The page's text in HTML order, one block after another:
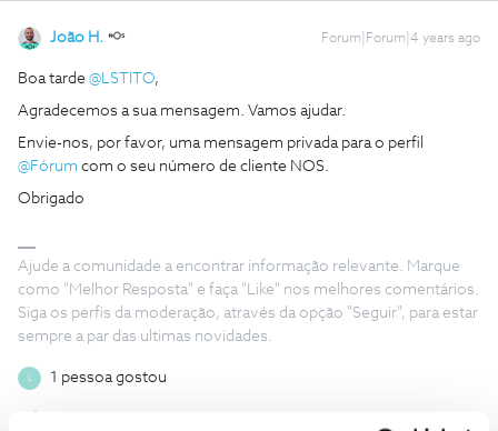
João H. Forum|Forum|4 years ago
Boa tarde @LSTITO,
Agradecemos a sua mensagem. Vamos ajudar.
Envie-nos, por favor, uma mensagem privada para o perfil
@Fórum com o seu número de cliente NOS.
Obrigado
Ajude a comunidade a encontrar informação relevante. Marque
como "Melhor Resposta" e faça "Like" nos melhores comentários.
Siga os perfis da moderação, através da opção "Seguir", para estar
sempre a par das ultimas novidades.
1 pessoa gostou